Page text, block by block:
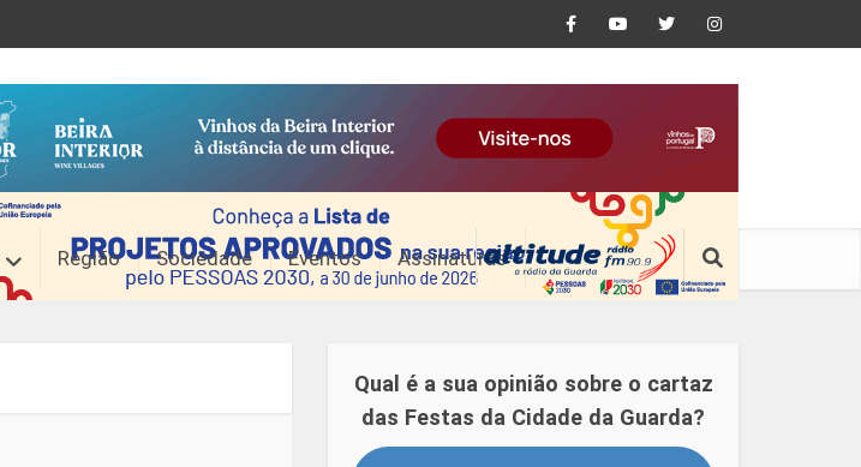
Região Sociedade Eventos Assinaturas
Qual é a sua opinião sobre o cartaz
das Festas da Cidade da Guarda?